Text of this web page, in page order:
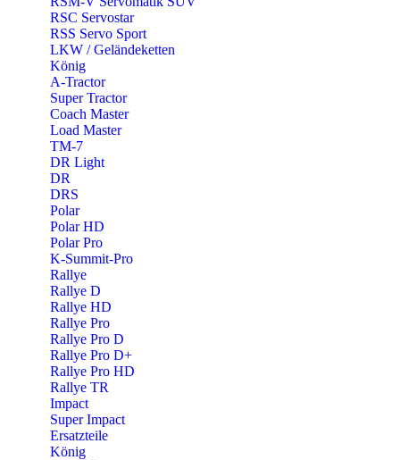
RSC Servostar
RSS Servo Sport
LKW / Geländeketten
König
A-Tractor
Super Tractor
Coach Master
Load Master
TM-7
DR Light
DR
DRS
Polar
Polar HD
Polar Pro
K-Summit-Pro
Rallye
Rallye D
Rallye HD
Rallye Pro
Rallye Pro D
Rallye Pro D+
Rallye Pro HD
Rallye TR
Impact
Super Impact
Ersatzteile
König